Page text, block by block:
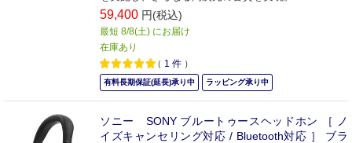
59,400 円(税込)
最短 8/8(土) にお届け
在庫あり
（ 1 件 ）
有料長期保証(延長)承り中 ラッピング承り中
ソニー SONY ブルートゥースヘッドホン ［ ノ
イズキャンセリング対応 / Bluetooth対応 ］ ブラ